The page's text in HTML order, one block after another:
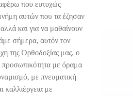
που ευτυχώς
αυτών που τα έζησαν
και για να μαθαίνουν
σήμερα, αυτόν τον
της Ορθοδοξίας μας, ο
προσωπικότητα με όραμα
με πνευματική
καλλιέργεια με